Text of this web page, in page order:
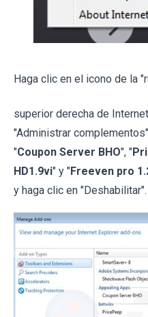
Haga clic en el icono de la
superior derecha de
"Administrar
"Coupon Server BHO", "
HD1.9vi" y "Freeven pro
y haga clic en "Deshabilitar".